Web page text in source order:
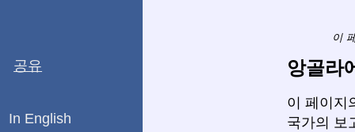
이
앙골라
이 페이지
국가의 보
공유
In English